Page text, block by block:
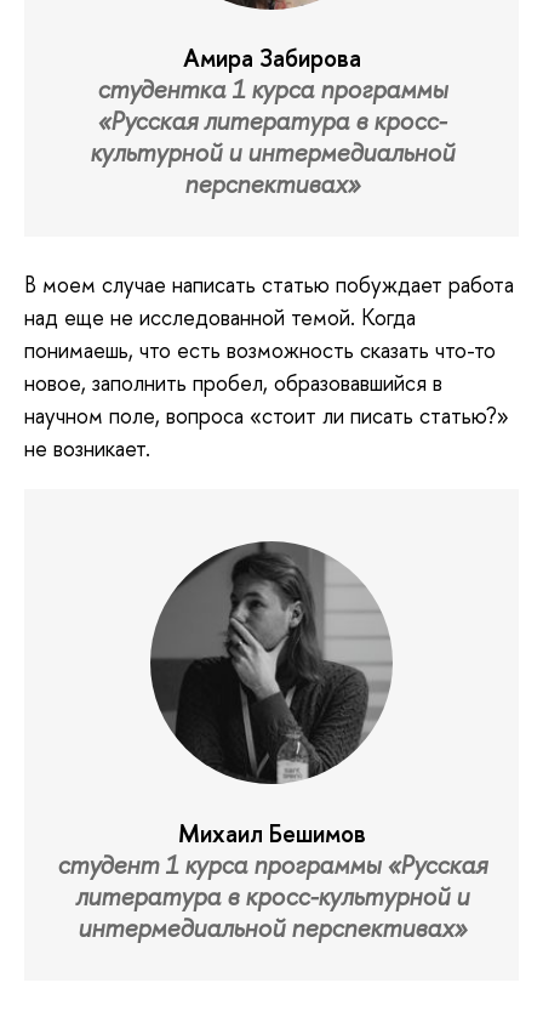
Амира Забирова
студентка 1 курса программы
«Русская литература в кросс-
культурной и интермедиальной
перспективах»
В моем случае написать статью побуждает работа
над еще не исследованной темой. Когда
понимаешь, что есть возможность сказать что-то
новое, заполнить пробел, образовавшийся в
научном поле, вопроса «стоит ли писать статью?»
не возникает.
Михаил Бешимов
студент 1 курса программы «Русская
литература в кросс-культурной и
интермедиальной перспективах»